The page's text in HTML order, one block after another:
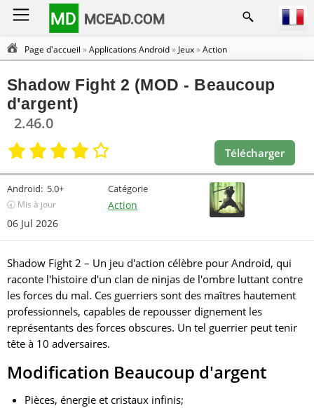
MD MCEAD.COM
Page d'accueil »Applications Android» Jeux»Action
Shadow Fight 2 (MOD - Beaucoup
d'argent)
2.46.0
Télécharger
Android: 5.0+
🕣 Mis à jour
06 Jul 2026
Catégorie
Action
Shadow Fight 2 – Un jeu d'action célèbre pour Android, qui
raconte l'histoire d'un clan de ninjas de l'ombre luttant contre
les forces du mal. Ces guerriers sont des maîtres hautement
professionnels, capables de repousser dignement les
représentants des forces obscures. Un tel guerrier peut tenir
tête à 10 adversaires.
Modification Beaucoup d'argent
Pièces, énergie et cristaux infinis;